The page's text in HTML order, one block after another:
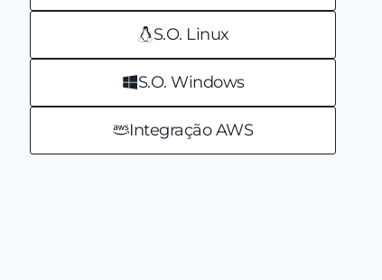
S.O. Linux
S.O. Windows
Integração AWS